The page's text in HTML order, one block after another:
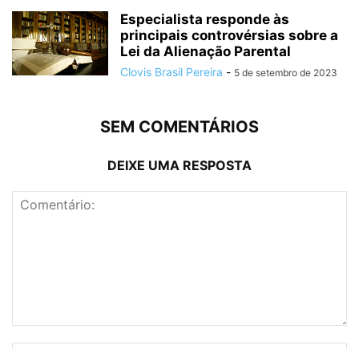
Especialista responde às
principais controvérsias sobre a
Lei da Alienação Parental
Clovis Brasil Pereira - 5 de setembro de 2023
SEM COMENTÁRIOS
DEIXE UMA RESPOSTA